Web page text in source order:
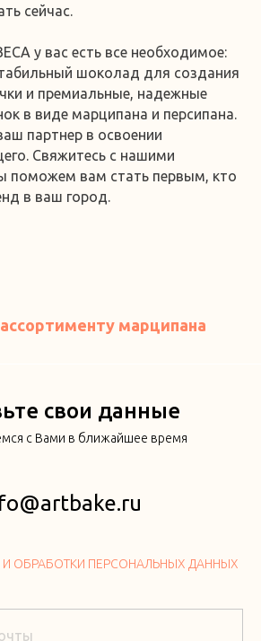
сейчас.
у вас есть все необходимое:
шоколад для создания
и премиальные, надежные
в виде марципана и персипана.
партнер в освоении
Свяжитесь с нашими
поможем вам стать первым, кто
в ваш город.
марципана
свои данные
с Вами в ближайшее время
ОБРАБОТКИ ПЕРСОНАЛЬНЫХ ДАННЫХ